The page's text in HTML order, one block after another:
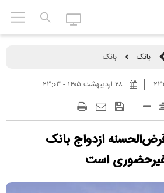
بانک بانک
ازدواج بانک
غیرحضوری است